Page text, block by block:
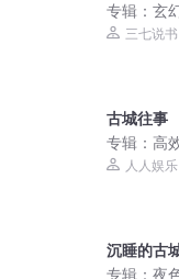
专辑：玄
之路三七说书
古城往事
专辑： 高
就困|快速
人人娱乐
沉睡的古
专辑：夜